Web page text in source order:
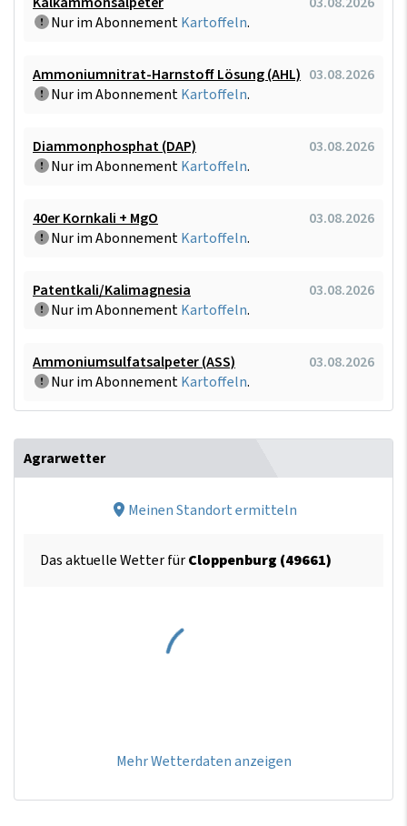
Nur im AbonnementKartoffeln.
Ammoniumnitrat-Harnstoff Lösung (AHL) 03.08.2026
Nur im AbonnementKartoffeln.
Diammonphosphat (DAP)
03.08.2026
Nur im AbonnementKartoffeln.
40er Kornkali + MgO
03.08.2026
Nur im AbonnementKartoffeln.
Patentkali/Kalimagnesia
03.08.2026
Nur im AbonnementKartoffeln.
Ammoniumsulfatsalpeter (ASS)
03.08.2026
Nur im AbonnementKartoffeln.
Agrarwetter
Meinen Standort ermitteln
Das aktuelle Wetter fürCloppenburg (49661)
Mehr Wetterdaten anzeigen